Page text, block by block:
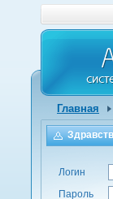
Главная
Логин
Пароль